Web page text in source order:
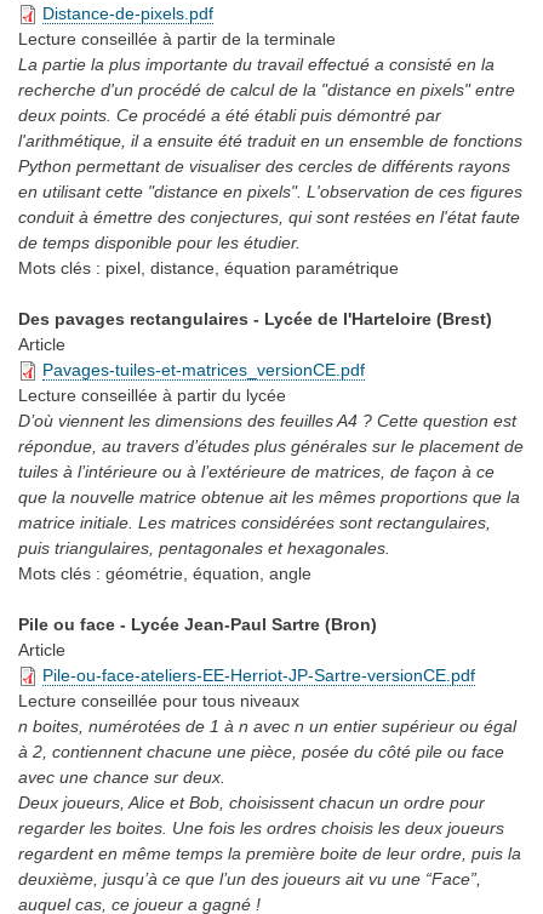
Distance-de-pixels.pdf
Lecture conseillée à partir de la terminale
La partie la plus importante du travail effectué a consisté en la
recherche d'un procédé de calcul de la "distance en pixels" entre
deux points. Ce procédé a été établi puis démontré par
l'arithmétique, il a ensuite été traduit en un ensemble de fonctions
Python permettant de visualiser des cercles de différents rayons
en utilisant cette "distance en pixels". L'observation de ces figures
conduit à émettre des conjectures, qui sont restées en l'état faute
de temps disponible pour les étudier.
Mots clés : pixel, distance, équation paramétrique
Des pavages rectangulaires - Lycée de l'Harteloire (Brest)
Article
Pavages-tuiles-et-matrices_versionCE.pdf
Lecture conseillée à partir du lycée
D’où viennent les dimensions des feuilles A4 ? Cette question est
répondue, au travers d’études plus générales sur le placement de
tuiles à l’intérieure ou à l’extérieure de matrices, de façon à ce
que la nouvelle matrice obtenue ait les mêmes proportions que la
matrice initiale. Les matrices considérées sont rectangulaires,
puis triangulaires, pentagonales et hexagonales.
Mots clés : géométrie, équation, angle
Pile ou face - Lycée Jean-Paul Sartre (Bron)
Article
Pile-ou-face-ateliers-EE-Herriot-JP-Sartre-versionCE.pdf
Lecture conseillée pour tous niveaux
n boites, numérotées de 1 à n avec n un entier supérieur ou égal
à 2, contiennent chacune une pièce, posée du côté pile ou face
avec une chance sur deux.
Deux joueurs, Alice et Bob, choisissent chacun un ordre pour
regarder les boites. Une fois les ordres choisis les deux joueurs
regardent en même temps la première boite de leur ordre, puis la
deuxième, jusqu’à ce que l’un des joueurs ait vu une “Face”,
auquel cas, ce joueur a gagné !